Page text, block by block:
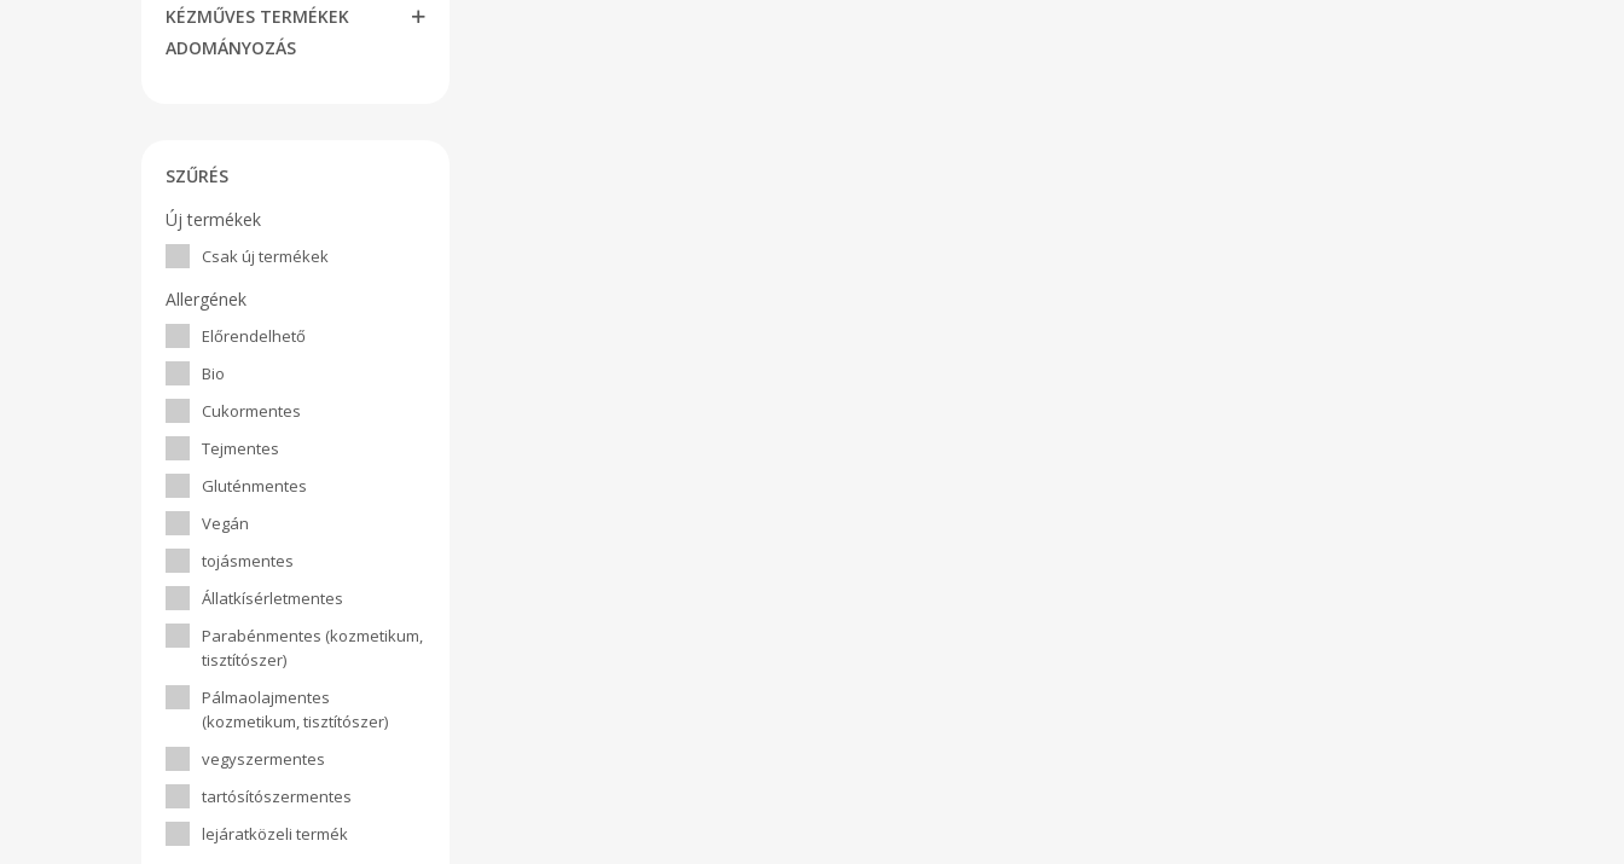
KÉZMŰVES TERMÉKEK
ADOMÁNYOZÁS
SZŰRÉS
Új termékek
Csak új termékek
Allergének
Előrendelhető
Bio
Cukormentes
Tejmentes
Gluténmentes
Vegán
tojásmentes
Állatkísérletmentes
Parabénmentes (kozmetikum,
tisztítószer)
Pálmaolajmentes
(kozmetikum, tisztítószer)
vegyszermentes
tartósítószermentes
lejáratközeli termék